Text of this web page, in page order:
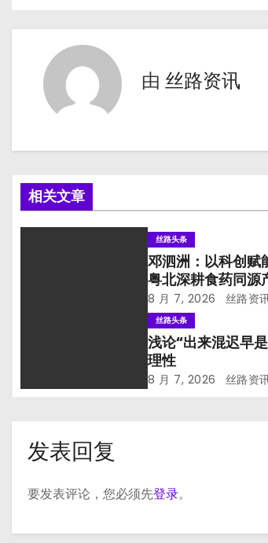
航
由 丝路资讯
相关文章
丝路头条
邓泗洲：以科创赋
粤北深耕食药同源
8 月 7, 2026 丝路资
丝路头条
浅论“出来混迟早
理性
8 月 7, 2026 丝路资
发表回复
要发表评论，您必须先登录。